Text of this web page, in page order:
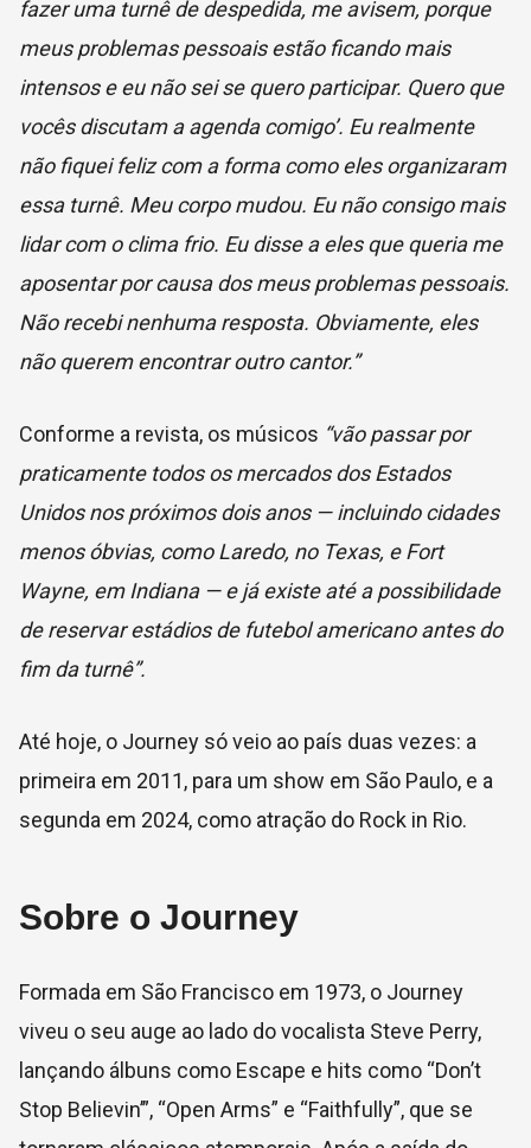
fazer uma turnê de despedida, me avisem, porque
meus problemas pessoais estão ficando mais
intensos e eu não sei se quero participar. Quero que
vocês discutam a agenda comigo’. Eu realmente
não fiquei feliz com a forma como eles organizaram
essa turnê. Meu corpo mudou. Eu não consigo mais
lidar com o clima frio. Eu disse a eles que queria me
aposentar por causa dos meus problemas pessoais.
Não recebi nenhuma resposta. Obviamente, eles
não querem encontrar outro cantor.”
Conforme a revista, os músicos “vão passar por
praticamente todos os mercados dos Estados
Unidos nos próximos dois anos — incluindo cidades
menos óbvias, como Laredo, no Texas, e Fort
Wayne, em Indiana — e já existe até a possibilidade
de reservar estádios de futebol americano antes do
fim da turnê”.
Até hoje, o Journey só veio ao país duas vezes: a
primeira em 2011, para um show em São Paulo, e a
segunda em 2024, como atração do Rock in Rio.
Sobre o Journey
Formada em São Francisco em 1973, o Journey
viveu o seu auge ao lado do vocalista Steve Perry,
lançando álbuns como Escape e hits como “Don’t
Stop Believin’”, “Open Arms” e “Faithfully”, que se